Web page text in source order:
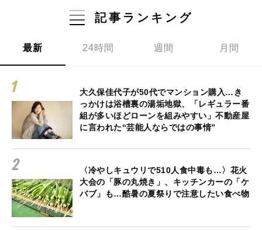
記事ランキング
最新 24時間 週間 月間
大久保佳代子が50代でマンション購入…き
っかけは浴槽裏の湯垢地獄、「レギュラー番
組が多いほどローンを組みやすい」不動産屋
に言われた“芸能人ならではの事情”
〈冷やしキュウリで510人食中毒も…〉花火
大会の「豚の丸焼き」、キッチンカーの「ケ
バブ」も…酷暑の夏祭りで注意したい食べ物